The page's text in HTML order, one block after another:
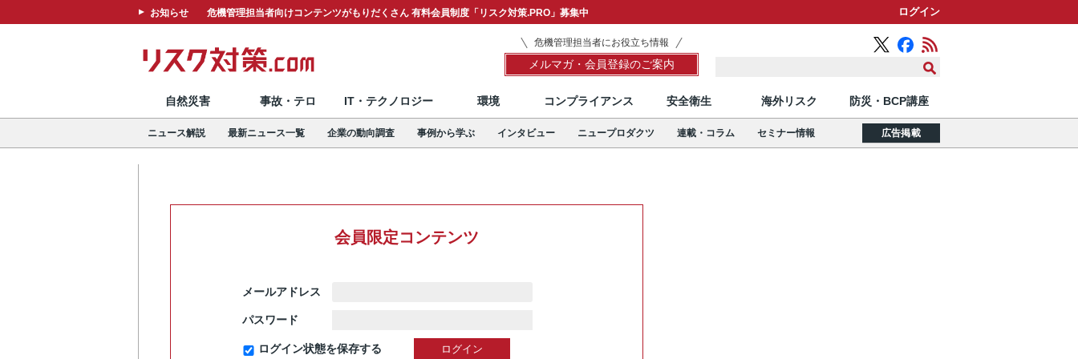
お知らせ 危機管理担当者向けコンテンツがもりだくさん 有料会員制度「リスク対策.PRO」募集中 ログイン
危機管理担当者にお役立ち情報
メルマガ・会員登録のご案内
自然災害 事故・テロ IT・テクノロジー 環境 コンプライアンス 安全衛生 海外リスク 防災・BCP講座
ニュース解説 最新ニュース一覧 企業の動向調査 事例から学ぶ インタビュー ニュープロダクツ 連載・コラム セミナー情報 広告掲載
会員限定コンテンツ
メールアドレス
パスワード
ログイン状態を保存する